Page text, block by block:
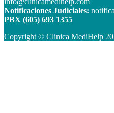
Notificaciones Judiciales:
PBX (605) 693 1355
Copyright © Clinica MediHelp